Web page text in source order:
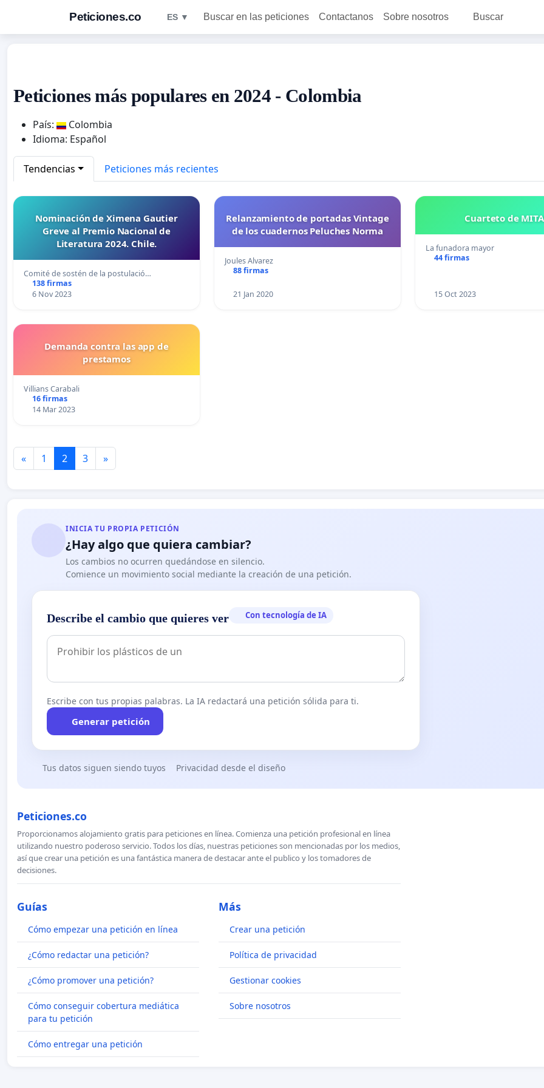
Peticiones.co ES ▼ Buscar en las peticiones Contactanos Sobre nosotros Buscar
Peticiones más populares en 2024 - Colombia
País:
Colombia
Idioma: Español
Tendencias Peticiones más recientes
Nominación de Ximena Gautier
Greve al Premio Nacional de
Literatura 2024. Chile.
Comité de sostén de la postulació…
138 firmas
6 Nov 2023
Relanzamiento de portadas Vintage
de los cuadernos Peluches Norma
Joules Alvarez
88 firmas
21 Jan 2020
Cuarteto de
La funadora mayor
44 firmas
15 Oct 2023
Demanda contra las app de
prestamos
Villians Carabali
16 firmas
14 Mar 2023
« 1 2 3 »
INICIA TU PROPIA PETICIÓN
¿Hay algo que quiera cambiar?
Los cambios no ocurren quedándose en silencio.
Comience un movimiento social mediante la creación de una petición.
Describe el cambio que quieres ver Con tecnología de IA
Escribe con tus propias palabras. La IA redactará una petición sólida para ti.
Generar petición
Tus datos siguen siendo tuyos Privacidad desde el diseño
Peticiones.co
Proporcionamos alojamiento gratis para peticiones en línea. Comienza una petición profesional en línea
utilizando nuestro poderoso servicio. Todos los días, nuestras peticiones son mencionadas por los medios,
así que crear una petición es una fantástica manera de destacar ante el publico y los tomadores de
decisiones.
Guías
Cómo empezar una petición en línea
¿Cómo redactar una petición?
¿Cómo promover una petición?
Cómo conseguir cobertura mediática
para tu petición
Cómo entregar una petición
Más
Crear una petición
Política de privacidad
Gestionar cookies
Sobre nosotros